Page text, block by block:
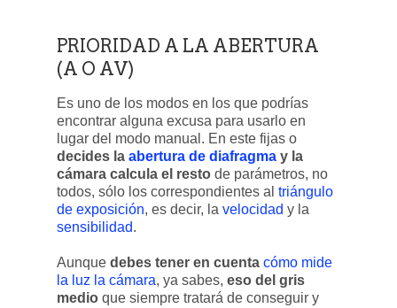
PRIORIDAD A LA ABERTURA
(A O AV)
Es uno de los modos en los que podrías
encontrar alguna excusa para usarlo en
lugar del modo manual. En este fijas o
decides la abertura de diafragma y la
cámara calcula el resto de parámetros, no
todos, sólo los correspondientes al triángulo
de exposición, es decir, la velocidad y la
sensibilidad.
Aunque debes tener en cuenta cómo mide
la luz la cámara, ya sabes, eso del gris
medio que siempre tratará de conseguir y